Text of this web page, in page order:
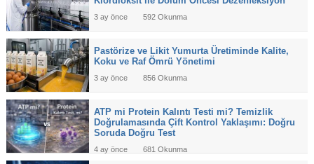
3 ay önce 592 Okunma
Pastörize ve Likit Yumurta Üretiminde Kalite,
Koku ve Raf Ömrü Yönetimi
3 ay önce 856 Okunma
ATP mi Protein Kalıntı Testi mi? Temizlik
Doğrulamasında Çift Kontrol Yaklaşımı: Doğru
Soruda Doğru Test
4 ay önce 681 Okunma